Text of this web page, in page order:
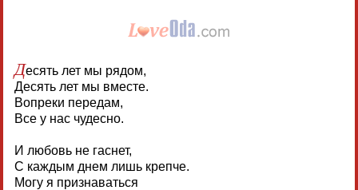
Десять лет мы рядом,
Десять лет мы вместе.
Вопреки передам,
Все у нас чудесно.
И любовь не гаснет,
С каждым днем лишь крепче.
Могу я признаваться